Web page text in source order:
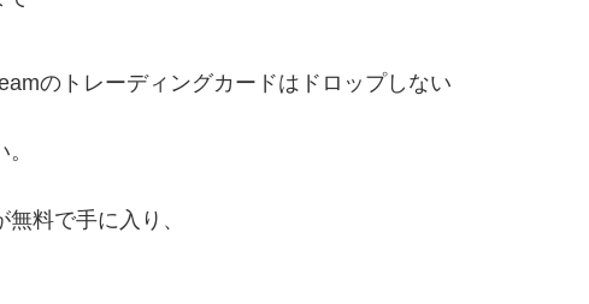
のトレーディングカードはドロップしない
料で手に入り、